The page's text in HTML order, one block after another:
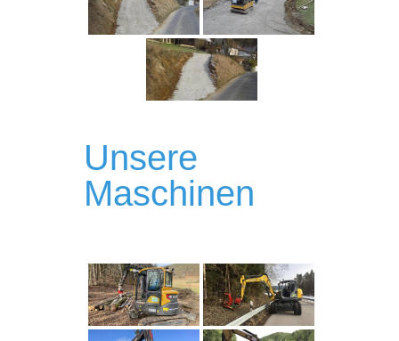
Unsere
Maschinen